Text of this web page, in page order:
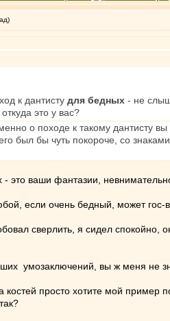
к дантисту для бедных - не
это у вас?
о походе к такому дантисту
был бы чуть покороче, со
это ваши фантазии,
если очень бедный, может гос-
сверлить, я сидел
умозаключений, вы ж меня не
просто хотите мой пример